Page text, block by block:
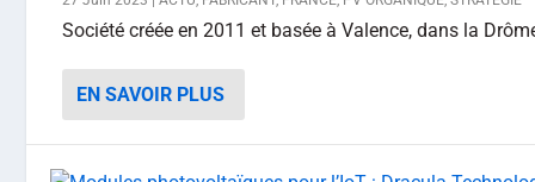
Société créée en 2011 et basée à Valence, dans la
EN SAVOIR PLUS